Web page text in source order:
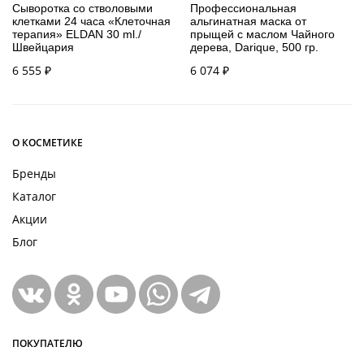
Сыворотка со стволовыми
клетками 24 часа «Клеточная
терапия» ELDAN 30 ml./
Швейцария
6 555 ₽
Профессиональная
альгинатная маска от
прыщей с маслом Чайного
дерева, Darique, 500 гр.
6 074 ₽
О КОСМЕТИКЕ
Бренды
Каталог
Акции
Блог
ПОКУПАТЕЛЮ